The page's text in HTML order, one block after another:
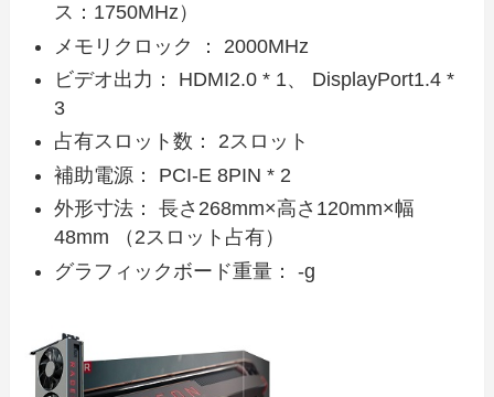
ス：1750MHz）
メモリクロック ： 2000MHz
ビデオ出力： HDMI2.0 * 1、 DisplayPort1.4 *
3
占有スロット数： 2スロット
補助電源： PCI-E 8PIN * 2
外形寸法： 長さ268mm×高さ120mm×幅
48mm （2スロット占有）
グラフィックボード重量： -g